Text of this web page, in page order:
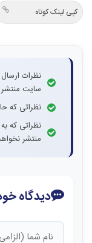
کپی لینک کوتاه
نظرات
سایت
نظراتی که
نظراتی که
منتشر
دیدگاه